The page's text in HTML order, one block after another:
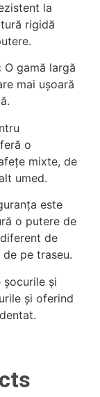
la
rigidă
O gamă largă
mai ușoară
o
mixte, de
umed.
este
o putere de
de
pe traseu.
șocurile și
și oferind